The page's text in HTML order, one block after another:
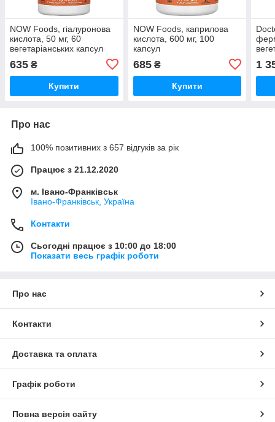
NOW Foods, гіалуронова
кислота, 50 мг, 60
вегетаріанських капсул
635 ₴
Купити
NOW Foods, каприлова
кислота, 600 мг, 100
капсул
685₴
Купити
1
Про нас
100% позитивних з 657 відгуків за рік
Працює з 21.12.2020
м. Івано-Франківськ
Івано-Франківськ, Україна
Контакти
Сьогодні працює з 10:00 до 18:00
Показати весь графік роботи
Про нас
Контакти
Доставка та оплата
Графік роботи
Повна версія сайту